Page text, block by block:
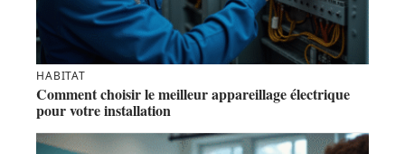
HABITAT
Comment choisir le meilleur appareillage électrique
pour votre installation